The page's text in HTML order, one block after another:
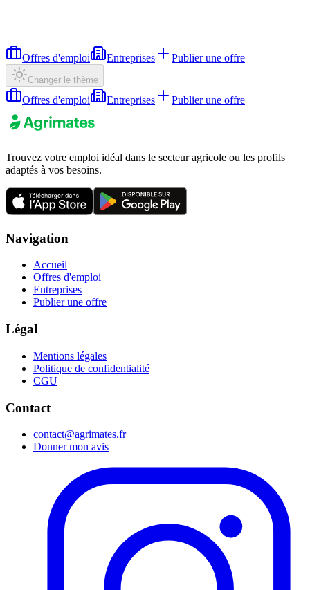
Offres d'emploi Entreprises Publier une offre
Changer le thème
Offres d'emploi Entreprises Publier une offre
Trouvez votre emploi idéal dans le secteur agricole ou les profils
adaptés à vos besoins.
Navigation
Accueil
Offres d'emploi
Entreprises
Publier une offre
Légal
Mentions légales
Politique de confidentialité
CGU
Contact
contact@agrimates.fr
Donner mon avis